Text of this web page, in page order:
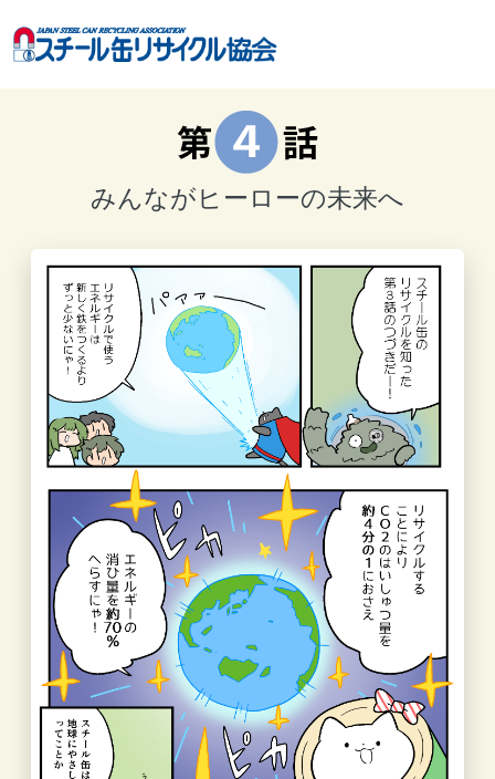
みんながヒーローの未来へ